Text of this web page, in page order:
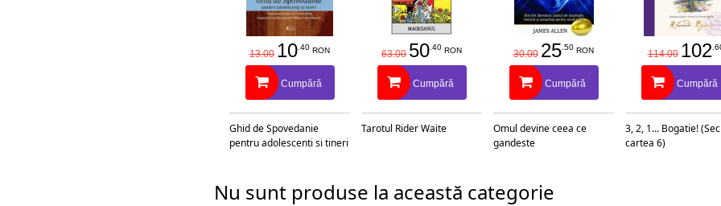
13.00 10 .40 RON
Cumpără
Ghid de Spovedanie
pentru adolescenti si tineri
63.00 50 .40 RON
Cumpără
Tarotul Rider Waite
30.00 25 .50 RON
Cumpără
Omul devine ceea ce
gandeste
114.00 102
Cumpără
3, 2, 1... Bogatie!
cartea 6)
Nu sunt produse la această categorie